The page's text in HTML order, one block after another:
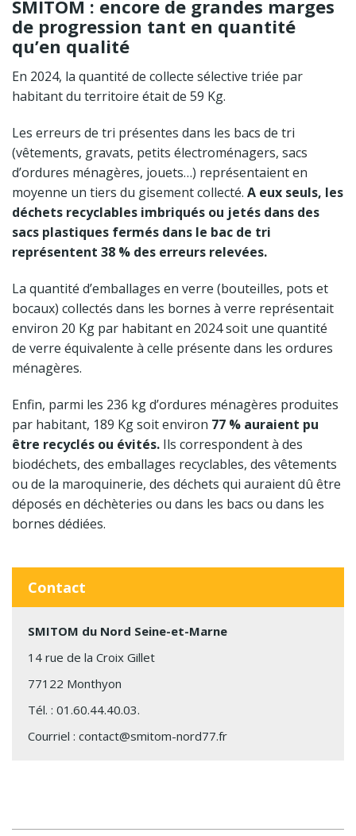
SMITOM : encore de grandes marges
de progression tant en quantité
qu’en qualité
En 2024, la quantité de collecte sélective triée par
habitant du territoire était de 59 Kg.
Les erreurs de tri présentes dans les bacs de tri
(vêtements, gravats, petits électroménagers, sacs
d’ordures ménagères, jouets…) représentaient en
moyenne un tiers du gisement collecté. A eux seuls, les
déchets recyclables imbriqués ou jetés dans des
sacs plastiques fermés dans le bac de tri
représentent 38 % des erreurs relevées.
La quantité d’emballages en verre (bouteilles, pots et
bocaux) collectés dans les bornes à verre représentait
environ 20 Kg par habitant en 2024 soit une quantité
de verre équivalente à celle présente dans les ordures
ménagères.
Enfin, parmi les 236 kg d’ordures ménagères produites
par habitant, 189 Kg soit environ 77 % auraient pu
être recyclés ou évités. Ils correspondent à des
biodéchets, des emballages recyclables, des vêtements
ou de la maroquinerie, des déchets qui auraient dû être
déposés en déchèteries ou dans les bacs ou dans les
bornes dédiées.
Contact
SMITOM du Nord Seine-et-Marne
14 rue de la Croix Gillet
77122 Monthyon
Tél. : 01.60.44.40.03.
Courriel : contact@smitom-nord77.fr